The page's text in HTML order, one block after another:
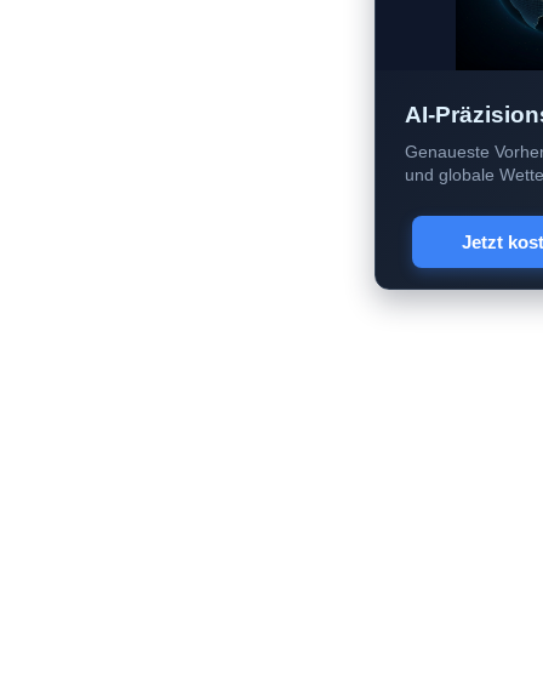
AI-
Genaueste
und globale
Jetzt